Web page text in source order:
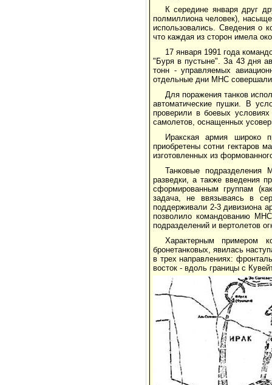
К середине января друг
полмиллиона человек),
использовались. Сведения о
что каждая из сторон имела
17 января 1991 года
"Буря в пустыне". За 43 дня
тонн - управляемых
отдельные дни МНС
Для поражения танков
автоматические пушки. В
проверили в боевых
самолетов, оснащенных
Иракская армия широко
приобретены сотни гектаров
изготовленных из
Танковые
разведки, а также введения
сформированным группам
задача, не ввязываясь в
поддерживали 2-3 дивизиона
позволило командованию
подразделений и вертолетов
Характерным примером
бронетанковых, явилась
в трех направлениях:
восток - вдоль границы с